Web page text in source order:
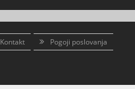
Kontakt Pogoji poslovanja